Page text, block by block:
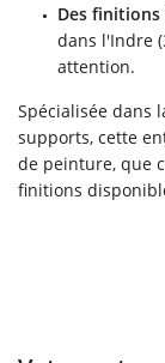
ACCUEIL
Des finitions
dans l'Indre
attention.
Spécialisée dans
supports, cette
de peinture, que
finitions